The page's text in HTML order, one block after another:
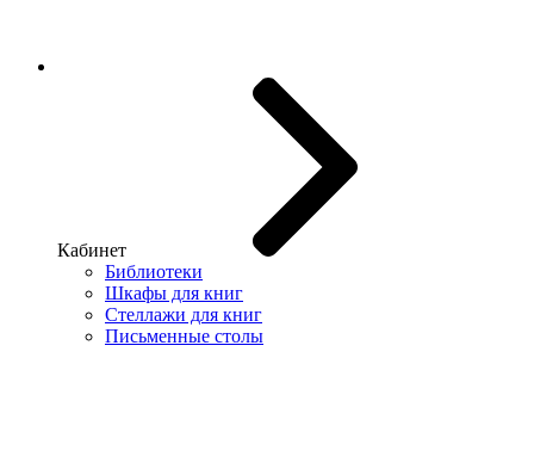
Кабинет
Библиотеки
Шкафы для книг
Стеллажи для книг
Письменные столы